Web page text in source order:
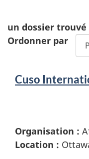
un dossier trouvé
Ordonner par
Cuso
Organisation :
Location :